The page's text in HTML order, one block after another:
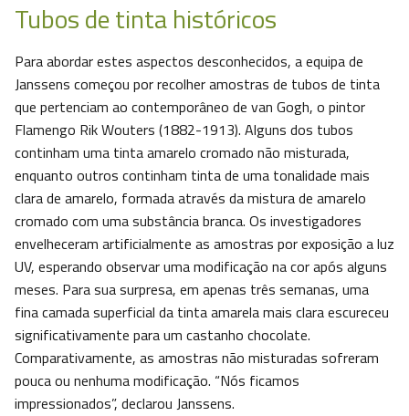
Tubos de tinta históricos
Para abordar estes aspectos desconhecidos, a equipa de
Janssens começou por recolher amostras de tubos de tinta
que pertenciam ao contemporâneo de van Gogh, o pintor
Flamengo Rik Wouters (1882-1913). Alguns dos tubos
continham uma tinta amarelo cromado não misturada,
enquanto outros continham tinta de uma tonalidade mais
clara de amarelo, formada através da mistura de amarelo
cromado com uma substância branca. Os investigadores
envelheceram artificialmente as amostras por exposição a luz
UV, esperando observar uma modificação na cor após alguns
meses. Para sua surpresa, em apenas três semanas, uma
fina camada superficial da tinta amarela mais clara escureceu
significativamente para um castanho chocolate.
Comparativamente, as amostras não misturadas sofreram
pouca ou nenhuma modificação. “Nós ficamos
impressionados”, declarou Janssens.